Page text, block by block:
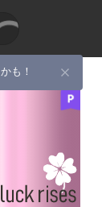
も！